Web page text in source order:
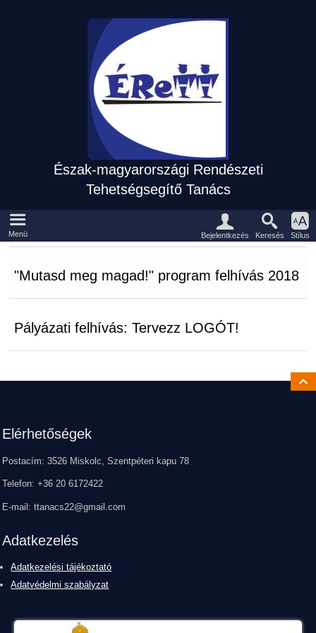
Észak-magyarországi Rendészeti
Tehetségsegítő Tanács
Fõmenü
Menü
Eszközpanel
Bejelentkezés Keresés Stílus
"Mutasd meg magad!" program felhívás 2018
Pályázati felhívás: Tervezz LOGÓT!
Elérhetőségek
Postacím: 3526 Miskolc, Szentpéteri kapu 78
Telefon: +36 20 6172422
E-mail: ttanacs22@gmail.com
Adatkezelés
Adatkezelési tájékoztató
Adatvédelmi szabályzat